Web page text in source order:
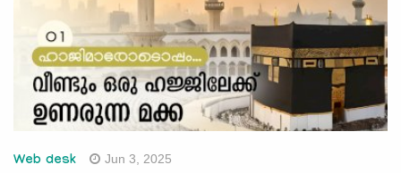
Web desk Jun 3, 2025